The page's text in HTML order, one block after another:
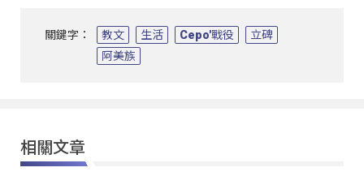
關鍵字： 教文 生活 Cepo'戰役
立碑
阿美族
相關文章